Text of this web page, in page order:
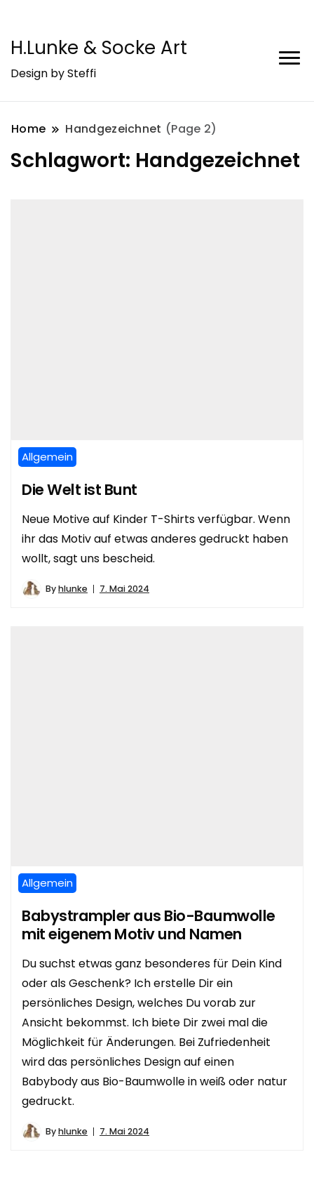
H.Lunke & Socke Art
Design by Steffi
Home Handgezeichnet (Page 2)
Schlagwort: Handgezeichnet
Allgemein
Die Welt ist Bunt
Neue Motive auf Kinder T-Shirts verfügbar. Wenn
ihr das Motiv auf etwas anderes gedruckt haben
wollt, sagt uns bescheid.
Byhlunke 7. Mai 2024
Allgemein
Babystrampler aus Bio-Baumwolle
mit eigenem Motiv und Namen
Du suchst etwas ganz besonderes für Dein Kind
oder als Geschenk? Ich erstelle Dir ein
persönliches Design, welches Du vorab zur
Ansicht bekommst. Ich biete Dir zwei mal die
Möglichkeit für Änderungen. Bei Zufriedenheit
wird das persönliches Design auf einen
Babybody aus Bio-Baumwolle in weiß oder natur
gedruckt.
Byhlunke 7. Mai 2024